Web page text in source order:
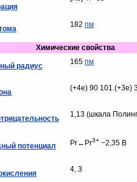
182 пм
Химические свойства
радиус 165 пм
(+4e) 90 101.(+3e)
1,13 (шкала
потенциал Pr← Pr3+ −2,35 В
4, 3